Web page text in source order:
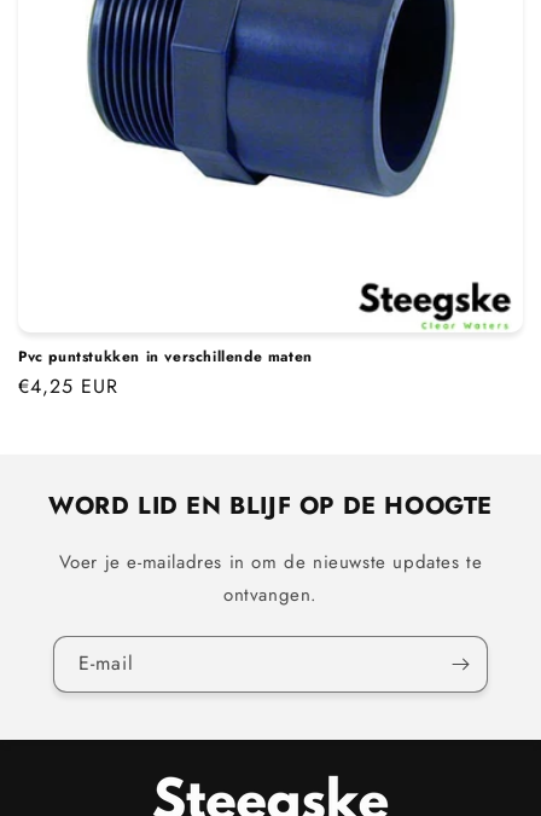
e
:
Pvc puntstukken in verschillende maten
Normale
€4,25 EUR
WORD LID EN BLIJF OP DE HOOGTE
Voer je e-mailadres in om de nieuwste updates te
ontvangen.
E‑mail